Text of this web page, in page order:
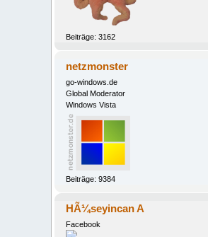
Beiträge: 3162
netzmonster
go-windows.de
Global Moderator
Windows Vista
Beiträge: 9384
HÃ¼seyincan A
Facebook